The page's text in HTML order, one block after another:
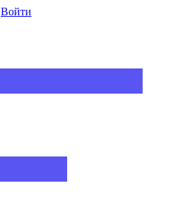
Войти